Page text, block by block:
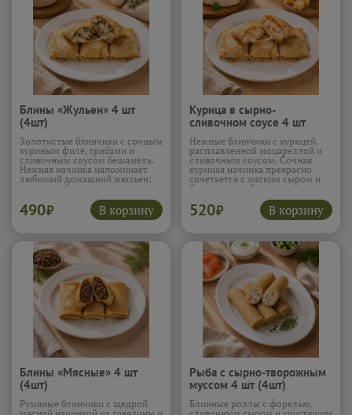
Блины «Жульен» 4 шт
(4шт)
Золотистые блинчики с сочным
куриным филе, грибами и
сливочным соусом бешамель.
Нежная начинка напоминает
любимый домашний жюльен:
много грибов, мягкая курица и
расплавленный сулугуни в
сливочном соусе. Каждый
кусочек получается
Подробнее...
490₽ В корзину
Курица в сырно-
сливочном соусе 4 шт
(4шт)
Нежные блинчики с курицей,
расплавленной моцареллой и
сливочным соусом. Сочная
куриная начинка прекрасно
сочетается с мягким сыром и
бархатистым бешамелем.
Получается тот самый вкус,
который вызывает желание
заказать сразу несколько
520₽ В корзину
Блины «Мясные» 4 шт
(4шт)
Румяные блинчики с щедрой
Рыба с сырно-творожным
муссом 4 шт (4шт)
Блинные роллы с форелью,